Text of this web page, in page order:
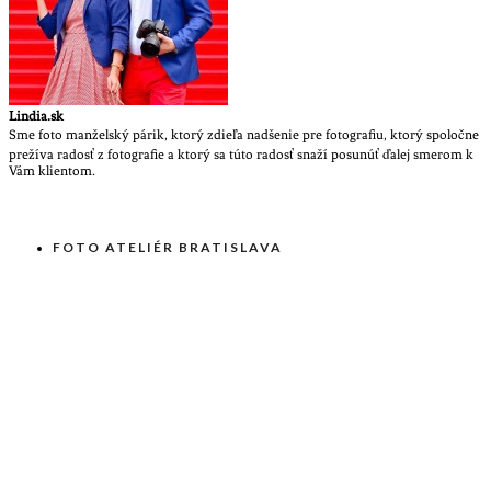
Lindia.sk
Sme foto manželský párik, ktorý zdieľa nadšenie pre fotografiu, ktorý spoločne
prežíva radosť z fotografie a ktorý sa túto radosť snaží posunúť ďalej smerom k
Vám klientom.
FOTO ATELIÉR BRATISLAVA